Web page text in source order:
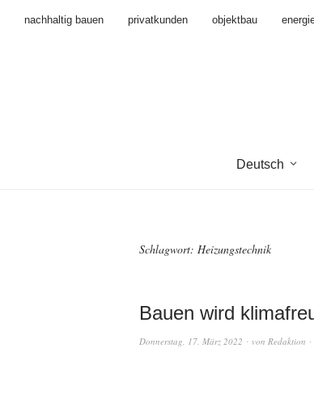
nachhaltig bauen privatkunden objektbau
Deutsch
Schlagwort: Heizungstechnik
Bauen wird
Donnerstag, 17. März 2022 von Redaktion